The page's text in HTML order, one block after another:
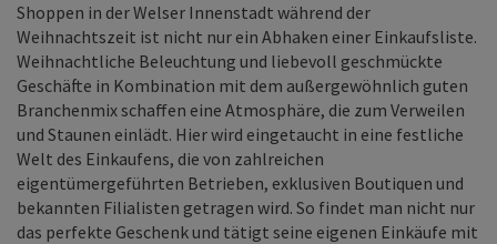
Shoppen in der Welser Innenstadt während der
Weihnachtszeit ist nicht nur ein Abhaken einer Einkaufsliste.
Weihnachtliche Beleuchtung und liebevoll geschmückte
Geschäfte in Kombination mit dem außergewöhnlich guten
Branchenmix schaffen eine Atmosphäre, die zum Verweilen
und Staunen einlädt. Hier wird eingetaucht in eine festliche
Welt des Einkaufens, die von zahlreichen
eigentümergeführten Betrieben, exklusiven Boutiquen und
bekannten Filialisten getragen wird. So findet man nicht nur
das perfekte Geschenk und tätigt seine eigenen Einkäufe mit